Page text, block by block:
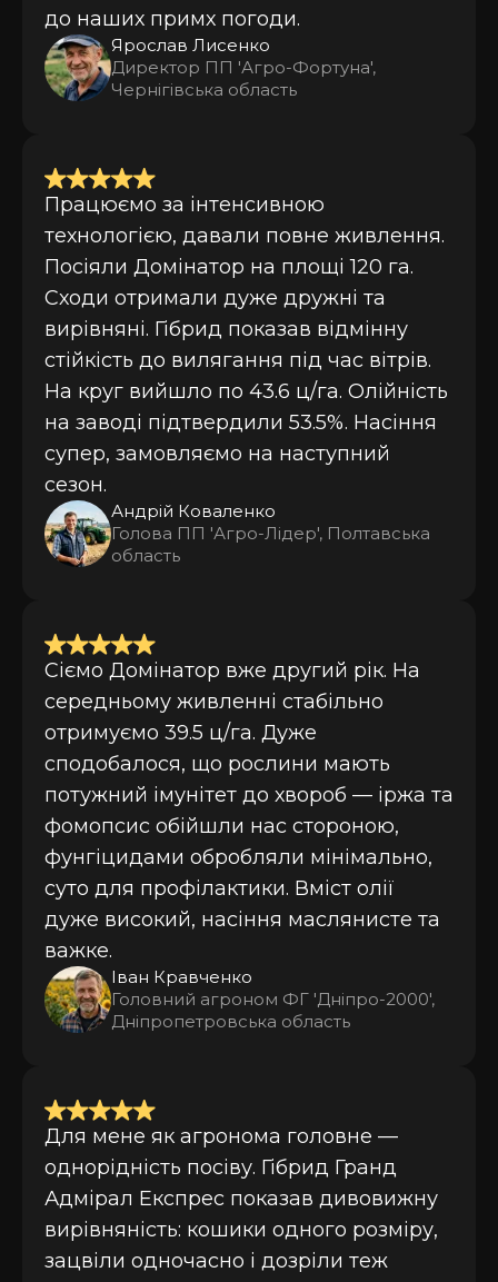
до наших примх погоди.
Ярослав Лисенко
Директор ПП 'Агро-Фортуна',
Чернігівська область
Працюємо за інтенсивною
технологією, давали повне живлення.
Посіяли Домінатор на площі 120 га.
Сходи отримали дуже дружні та
вирівняні. Гібрид показав відмінну
стійкість до вилягання під час вітрів.
На круг вийшло по 43.6 ц/га. Олійність
на заводі підтвердили 53.5%. Насіння
супер, замовляємо на наступний
сезон.
Андрій Коваленко
Голова ПП 'Агро-Лідер', Полтавська
область
Сіємо Домінатор вже другий рік. На
середньому живленні стабільно
отримуємо 39.5 ц/га. Дуже
сподобалося, що рослини мають
потужний імунітет до хвороб — іржа та
фомопсис обійшли нас стороною,
фунгіцидами обробляли мінімально,
суто для профілактики. Вміст олії
дуже високий, насіння маслянисте та
важке.
Іван Кравченко
Головний агроном ФГ 'Дніпро-2000',
Дніпропетровська область
Для мене як агронома головне —
однорідність посіву. Гібрид Гранд
Адмірал Експрес показав дивовижну
вирівняність: кошики одного розміру,
зацвіли одночасно і дозріли теж